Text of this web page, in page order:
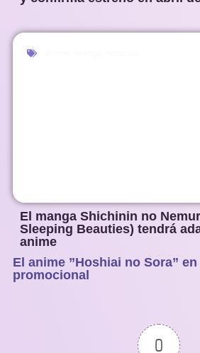
El manga Shichinin no
Sleeping Beauties) tendrá
anime
El anime ”Hoshiai no Sora”
promocional
0